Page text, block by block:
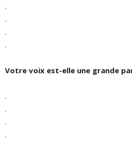
.
.
.
.
Votre voix est-elle une grande
.
.
.
.